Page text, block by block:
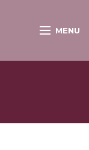
MENU